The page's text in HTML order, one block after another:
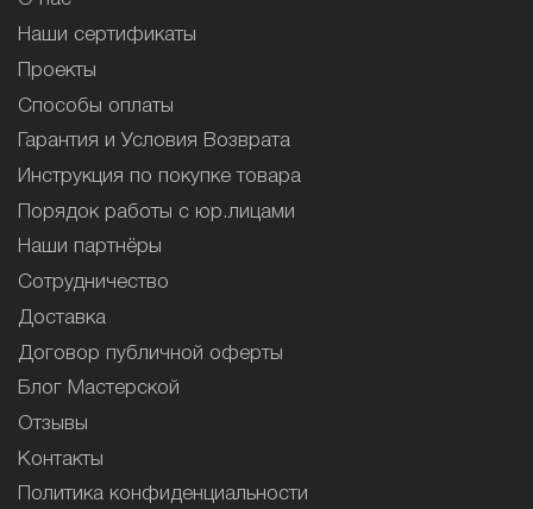
Наши сертификаты
Проекты
Способы оплаты
Гарантия и Условия Возврата
Инструкция по покупке товара
Порядок работы с юр.лицами
Наши партнёры
Сотрудничество
Доставка
Договор публичной оферты
Блог Мастерской
Отзывы
Контакты
Политика конфиденциальности